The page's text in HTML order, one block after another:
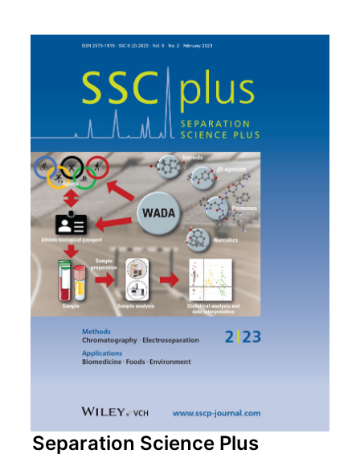
Separation Science Plus